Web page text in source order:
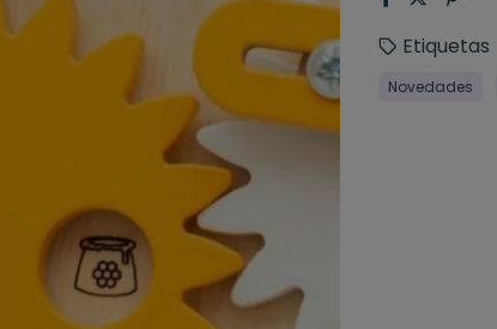
Etiquetas
Novedades